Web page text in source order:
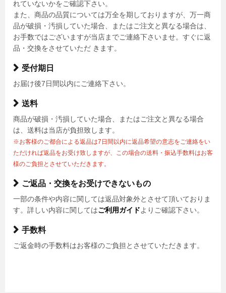
れていないかをご確認下さい。
また、商品の品質については万全を期しておりますが、万一商
品が破損・汚損していた場合、またはご注文と異なる場合は、
お手数ではございますが当店までご連絡下さいませ。すぐに返
品・交換をさせていただ きます。
受付期日
お届け後7日間以内にご連絡下さい。
送料
商品が破損・汚損していた場合、またはご注文と異なる場合
は、送料は当店が負担致します。
※お客様のご都合による返品は7日間以内に返品希望の意志をご連絡をい
ただければ返品をお受け致しますが、この場合の送料・振込手数料はお客
様のご負担とさせていただきます。
ご返品・交換をお受けできないもの
一部の条件や内容に関しては返品対象外とさせて頂いておりま
す。詳しい内容に関してはご利用ガイドよりご確認下さい。
手数料
ご返金時の手数料はお客様のご負担とさせていただきます。